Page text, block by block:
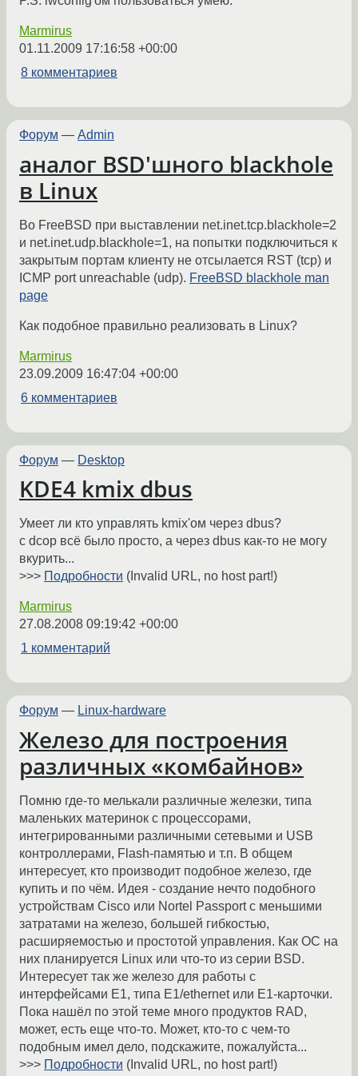
Marmirus
01.11.2009 17:16:58 +00:00
8 комментариев
Форум — Admin
аналог BSD'шного blackhole
в Linux
Во FreeBSD при выставлении net.inet.tcp.blackhole=2
и net.inet.udp.blackhole=1, на попытки подключиться к
закрытым портам клиенту не отсылается RST (tcp) и
ICMP port unreachable (udp). FreeBSD blackhole man
page
Как подобное правильно реализовать в Linux?
Marmirus
23.09.2009 16:47:04 +00:00
6 комментариев
Форум — Desktop
KDE4 kmix dbus
Умеет ли кто управлять kmix'ом через dbus?
с dcop всё было просто, а через dbus как-то не могу
вкурить...
>>> Подробности (Invalid URL, no host part!)
Marmirus
27.08.2008 09:19:42 +00:00
1 комментарий
Форум — Linux-hardware
Железо для построения
различных «комбайнов»
Помню где-то мелькали различные железки, типа
маленьких материнок с процессорами,
интегрированными различными сетевыми и USB
контроллерами, Flash-памятью и т.п. В общем
интересует, кто производит подобное железо, где
купить и по чём. Идея - создание нечто подобного
устройствам Cisco или Nortel Passport с меньшими
затратами на железо, большей гибкостью,
расширяемостью и простотой управления. Как ОС на
них планируется Linux или что-то из серии BSD.
Интересует так же железо для работы с
интерфейсами E1, типа E1/ethernet или E1-карточки.
Пока нашёл по этой теме много продуктов RAD,
может, есть еще что-то. Может, кто-то с чем-то
подобным имел дело, подскажите, пожалуйста...
>>> Подробности (Invalid URL, no host part!)